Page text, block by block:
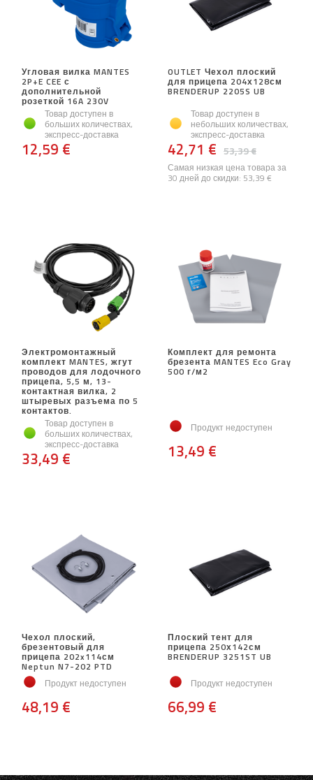
Угловая вилка MANTES
2P+E CEE с
дополнительной
розеткой 16A 230V
Товар доступен в
больших количествах,
экспресс-доставка
12,59 €
OUTLET Чехол плоский
для прицепа 204х128см
BRENDERUP 2205S UB
Товар доступен в
небольших количествах,
экспресс-доставка
53,39 €
42,71 €
Самая низкая цена товара за
30 дней до скидки: 53,39 €
Электромонтажный
комплект MANTES, жгут
проводов для лодочного
прицепа, 5,5 м, 13-
контактная вилка, 2
штыревых разъема по 5
контактов.
Товар доступен в
больших количествах,
экспресс-доставка
33,49 €
Комплект для ремонта
брезента MANTES Eco Gray
500 г/м2
Продукт недоступен
13,49 €
Чехол плоский,
брезентовый для
прицепа 202x114см
Neptun N7-202 PTD
Продукт недоступен
48,19 €
Плоский тент для
прицепа 250х142см
BRENDERUP 3251ST UB
Продукт недоступен
66,99 €